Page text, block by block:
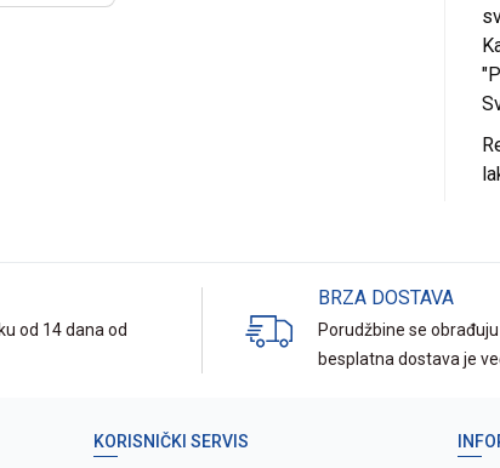
od 14 dana od
BRZA DOSTAVA
Porudžbine se
besplatna dostava je
KORISNIČKI SERVIS